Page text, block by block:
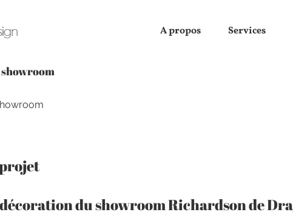
A propos Services
du showroom Richardson de